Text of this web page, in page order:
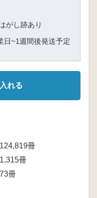
がし跡あり
日~1週間後発送予定
れる
冊
冊
冊